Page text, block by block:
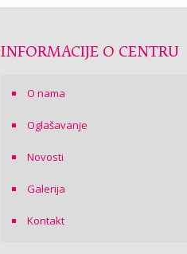
INFORMACIJE O CENTRU
O nama
Oglašavanje
Novosti
Galerija
Kontakt